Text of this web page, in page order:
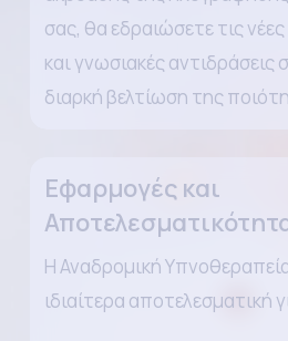
σας, θα εδραιώσετε τις
και γνωσιακές
διαρκή βελτίωση της
Εφαρμογές και
Η Αναδρομική
ιδιαίτερα αποτελεσματική